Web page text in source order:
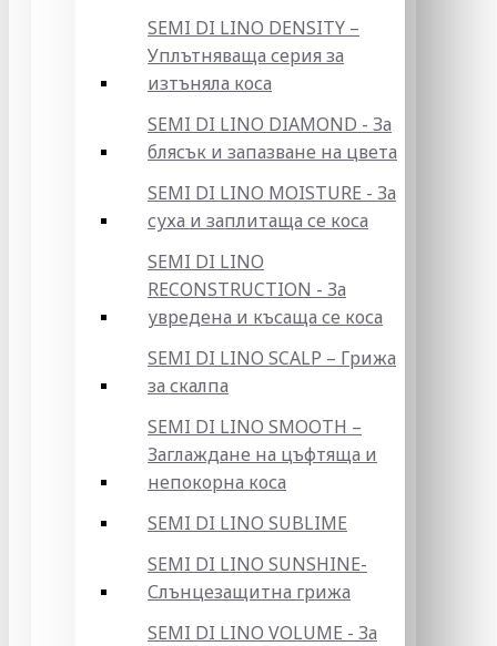
SEMI DI LINO DENSITY –
Уплътняваща серия за
изтъняла коса
SEMI DI LINO DIAMOND - За
блясък и запазване на цвета
SEMI DI LINO MOISTURE - За
суха и заплитаща се коса
SEMI DI LINO
RECONSTRUCTION - За
увредена и късаща се коса
SEMI DI LINO SCALP – Грижа
за скалпа
SEMI DI LINO SMOOTH –
Заглаждане на цъфтяща и
непокорна коса
SEMI DI LINO SUBLIME
SEMI DI LINO SUNSHINE-
Слънцезащитна грижа
SEMI DI LINO VOLUME - За